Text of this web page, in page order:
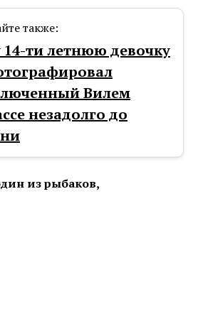
также:
14-ти летнюю девочку
Вилем
незадолго до
из рыбаков,